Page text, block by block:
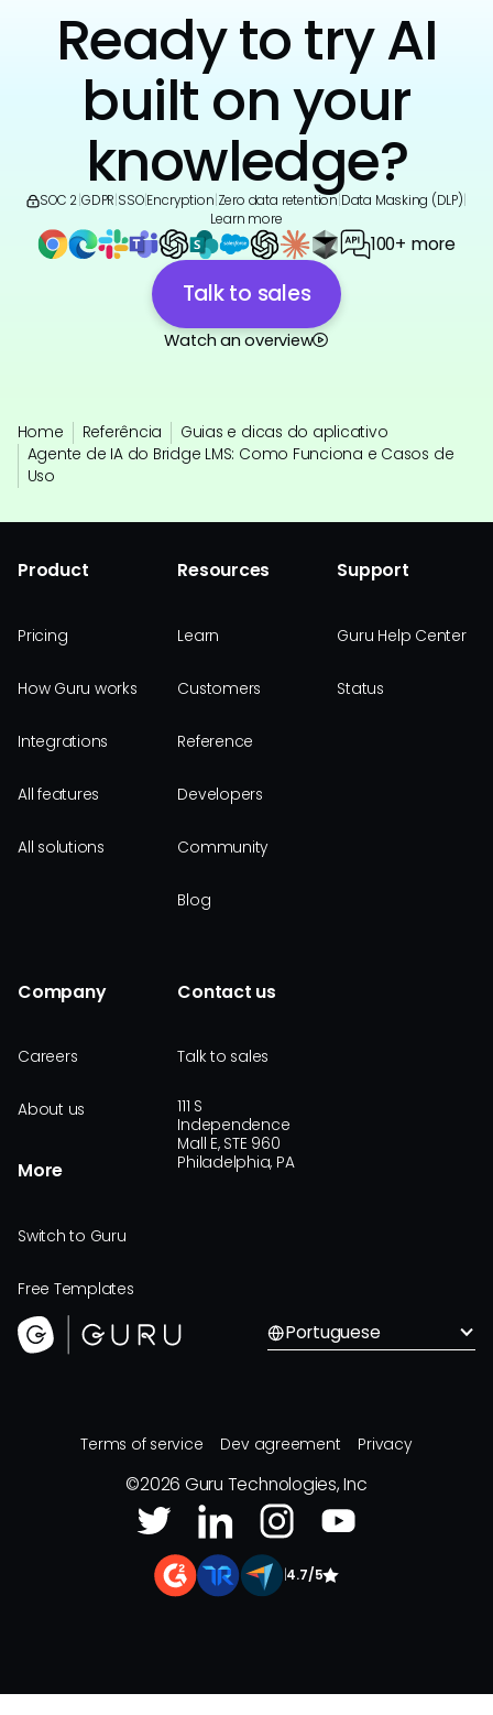
Ready to try AI
built on your
knowledge?
SOC 2 GDPR SSO|Encryption Zero data retention Data Masking (DLP)
Learn more
100+ more
Talk to sales
Watch an overview
Home Referência
Guias e dicas do aplicativo
Agente de IA do Bridge LMS: Como Funciona e Casos de
Uso
Product
Pricing
How Guru works
Integrations
All features
All solutions
Resources
Learn
Customers
Reference
Developers
Community
Blog
Support
Guru Help Center
Status
Company
Careers
About us
More
Switch to Guru
Free Templates
Contact us
Talk to sales
111 S
Independence
Mall E, STE 960
Philadelphia, PA
Portuguese
Terms of service Dev agreement Privacy
©2026 Guru Technologies, Inc
4.7/5